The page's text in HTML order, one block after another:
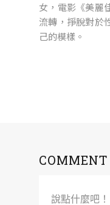
女，電影《美麗
流轉，掙脫對於
己的模樣。
COMMENT
說點什麼吧！